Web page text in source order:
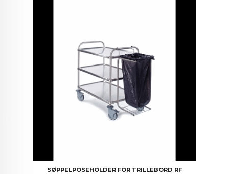
SØPPELPOSEHOLDER FOR TRILLEBORD RF